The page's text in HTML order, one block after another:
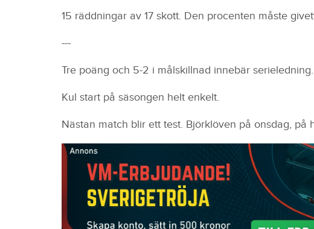
15 räddningar av 17 skott. Den procenten måste
---
Tre poäng och 5-2 i målskillnad innebär serieledning.
Kul start på säsongen helt enkelt.
Nästan match blir ett test. Björklöven på onsdag, på